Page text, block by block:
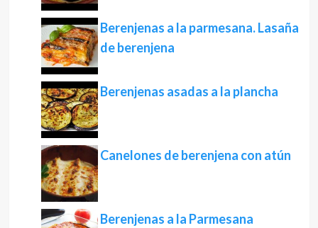
Berenjenas a la parmesana. Lasaña
de berenjena
Berenjenas asadas a la plancha
Canelones de berenjena con atún
Berenjenas a la Parmesana